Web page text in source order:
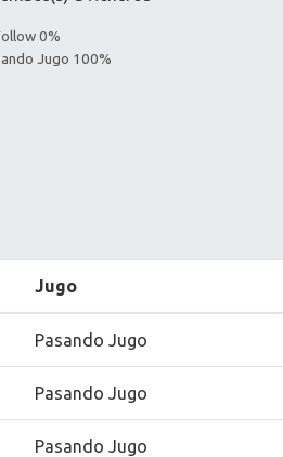
0%
Jugo 100%
Jugo
Pasando Jugo
Pasando Jugo
Pasando Jugo